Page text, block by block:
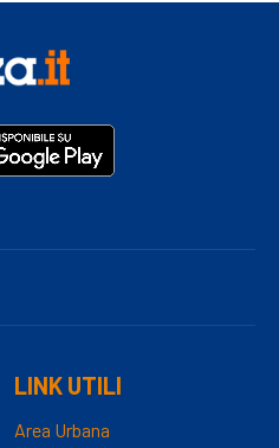
LINK UTILI
Area Urbana